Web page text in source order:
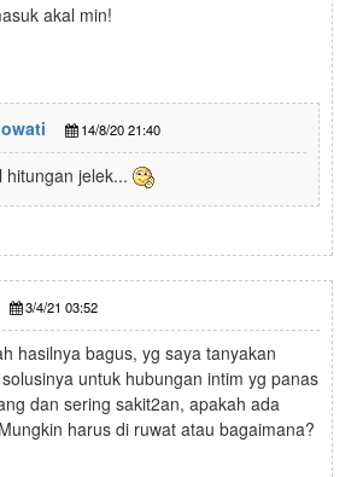
akal min!
14/8/20 21:40
hitungan jelek...
3/4/21 03:52
hasilnya bagus, yg saya tanyakan
untuk hubungan intim yg panas
dan sering sakit2an, apakah ada
harus di ruwat atau bagaimana?